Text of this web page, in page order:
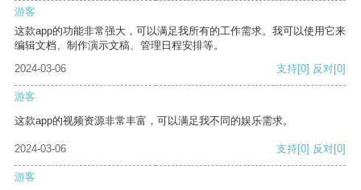
游客
这款app的功能非常强大，可以满足我所有的工作需求。我可以使用它来
编辑文档、制作演示文稿、管理日程安排等。
2024-03-06
支持[0] 反对[0]
游客
这款app的视频资源非常丰富，可以满足我不同的娱乐需求。
2024-03-06 支持[0] 反对[0]
游客